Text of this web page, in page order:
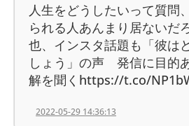
人生をどうしたいって質問
られる人あんまり居ないだ
也、インスタ話題も「彼は
しょう」の声 発信に目的
解を聞くhttps://t.co/
2022-05-29 14:36:13